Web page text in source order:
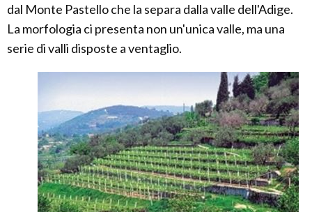
dal Monte Pastello che la separa dalla valle dell'Adige.
La morfologia ci presenta non un'unica valle, ma una
serie di valli disposte a ventaglio.